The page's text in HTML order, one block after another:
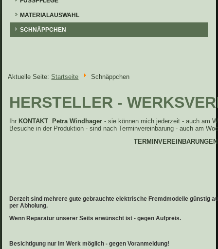
MATERIALAUSWAHL
SCHNÄPPCHEN
Aktuelle Seite: Startseite Schnäppchen
HERSTELLER -
Ihr KONTAKT Petra Windhager - sie können mich jederzeit - auch am
Besuche in der Produktion - sind nach Terminvereinbarung - auch am
Derzeit sind mehrere gute gebrauchte elektrische Fremdmodelle günstig
per Abholung.
Wenn Reparatur unserer Seits erwünscht ist - gegen Aufpreis.
Besichtigung nur im Werk möglich - gegen Voranmeldung!